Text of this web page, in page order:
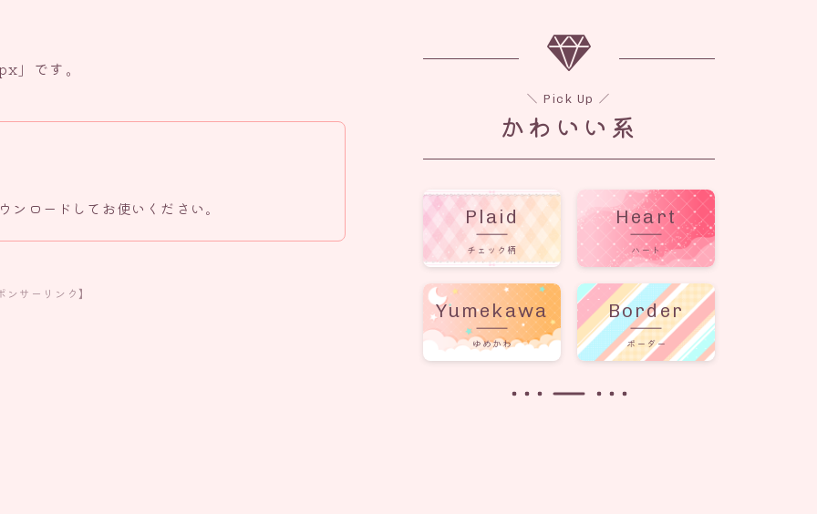
」です。
ロードしてお使いください。
ンサーリンク】
＼ Pick Up ／
かわいい系
チェック柄
Plaid
ハート
Heart
ゆめかわ
Yumekawa
ボーダー
Border